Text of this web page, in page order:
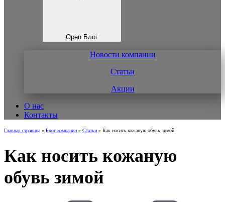
Open Блог
Новости компании
Статьи
Акции
О нас
Контакты
Главная страница» Блог компании » Статьи » Как носить кожаную обувь зимой
Как носить кожаную
обувь зимой